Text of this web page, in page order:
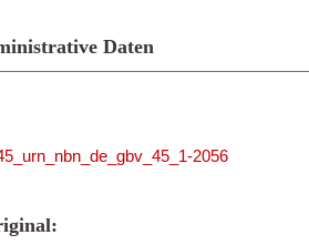
Daten
2056